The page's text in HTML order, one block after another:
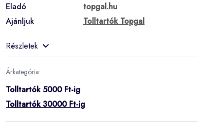
Eladó
topgal.hu
Ajánljuk
Tolltartók Topgal
Részletek
Árkategória:
Tolltartók 5000 Ft-ig
Tolltartók 30000 Ft-ig